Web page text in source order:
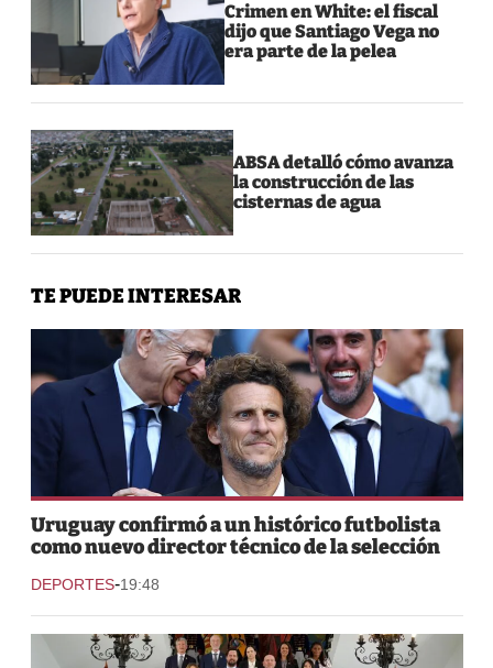
Crimen en White: el fiscal
dijo que Santiago Vega no
era parte de la pelea
ABSA detalló cómo avanza
la construcción de las
cisternas de agua
TE PUEDE INTERESAR
Uruguay confirmó a un histórico futbolista
como nuevo director técnico de la selección
DEPORTES-19:48